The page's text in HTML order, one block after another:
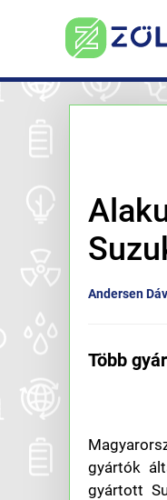
Andersen
Több
gyártók
gyártott